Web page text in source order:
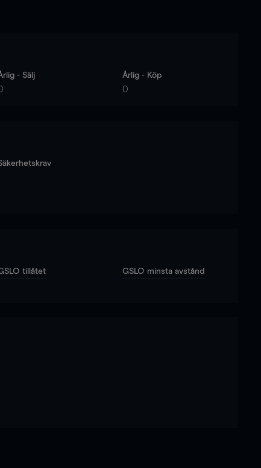
- Sälj Årlig - Köp
0
tillåtet GSLO minsta avstånd